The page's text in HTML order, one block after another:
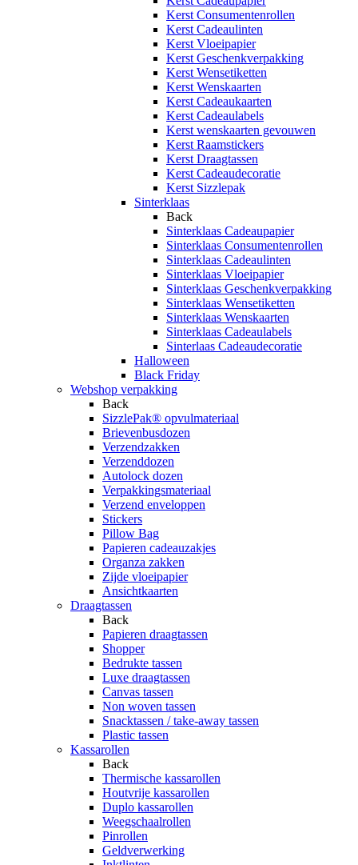
Kerst Consumentenrollen
Kerst Cadeaulinten
Kerst Vloeipapier
Kerst Geschenkverpakking
Kerst Wensetiketten
Kerst Wenskaarten
Kerst Cadeaukaarten
Kerst Cadeaulabels
Kerst wenskaarten gevouwen
Kerst Raamstickers
Kerst Draagtassen
Kerst Cadeaudecoratie
Kerst Sizzlepak
Sinterklaas
Back
Sinterklaas Cadeaupapier
Sinterklaas Consumentenrollen
Sinterklaas Cadeaulinten
Sinterklaas Vloeipapier
Sinterklaas Geschenkverpakking
Sinterklaas Wensetiketten
Sinterklaas Wenskaarten
Sinterklaas Cadeaulabels
Sinterlaas Cadeaudecoratie
Halloween
Black Friday
Webshop verpakking
Back
SizzlePak® opvulmateriaal
Brievenbusdozen
Verzendzakken
Verzenddozen
Autolock dozen
Verpakkingsmateriaal
Verzend enveloppen
Stickers
Pillow Bag
Papieren cadeauzakjes
Organza zakken
Zijde vloeipapier
Ansichtkaarten
Draagtassen
Back
Papieren draagtassen
Shopper
Bedrukte tassen
Luxe draagtassen
Canvas tassen
Non woven tassen
Snacktassen / take-away tassen
Plastic tassen
Kassarollen
Back
Thermische kassarollen
Houtvrije kassarollen
Duplo kassarollen
Weegschaalrollen
Pinrollen
Geldverwerking